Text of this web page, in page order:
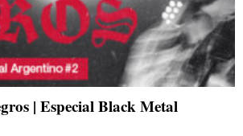
| Especial Black Metal